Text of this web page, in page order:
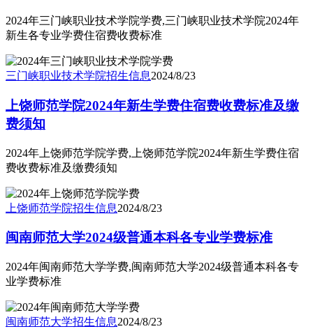
2024年三门峡职业技术学院学费,三门峡职业技术学院2024年
新生各专业学费住宿费收费标准
三门峡职业技术学院招生信息2024/8/23
上饶师范学院2024年新生学费住宿费收费标准及缴
费须知
2024年上饶师范学院学费,上饶师范学院2024年新生学费住宿
费收费标准及缴费须知
上饶师范学院招生信息2024/8/23
闽南师范大学2024级普通本科各专业学费标准
2024年闽南师范大学学费,闽南师范大学2024级普通本科各专
业学费标准
闽南师范大学招生信息2024/8/23